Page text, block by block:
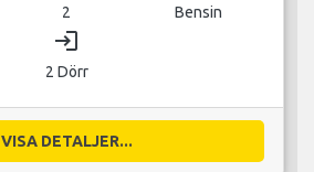
2 Bensin
login
2 Dörr
VISA DETALJER...